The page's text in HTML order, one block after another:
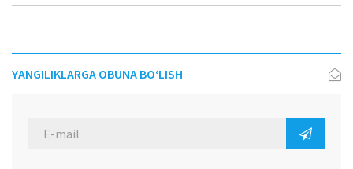
YANGILIKLARGA OBUNA BO‘LISH